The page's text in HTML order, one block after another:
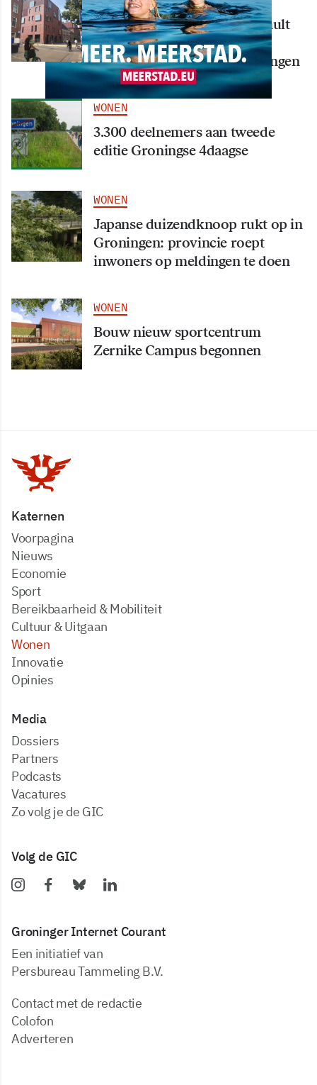
Nieuw creatief centrum Tumult
bijna klaar: opening eind
september in hart van Groningen
WONEN
3.300 deelnemers aan tweede
editie Groningse 4daagse
WONEN
Japanse duizendknoop rukt op in
Groningen: provincie roept
inwoners op meldingen te doen
WONEN
Bouw nieuw sportcentrum
Zernike Campus begonnen
Katernen
Voorpagina
Nieuws
Economie
Sport
Bereikbaarheid & Mobiliteit
Cultuur & Uitgaan
Wonen
Innovatie
Opinies
Media
dossiers
partners
podcasts
vacatures
zo volg je de GIC
Volg de GIC
Groninger Internet Courant
Een initiatief van
Persbureau Tammeling B.V.
Contact met de redactie
Colofon
Adverteren